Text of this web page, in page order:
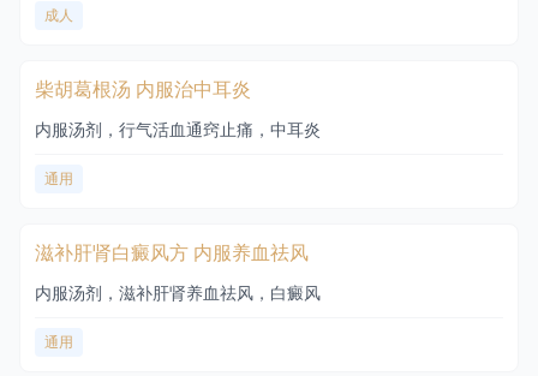
成人
柴胡葛根汤 内服治中耳炎
内服汤剂，行气活血通窍止痛，中耳炎
通用
滋补肝肾白癜风方 内服养血祛风
内服汤剂，滋补肝肾养血祛风，白癜风
通用